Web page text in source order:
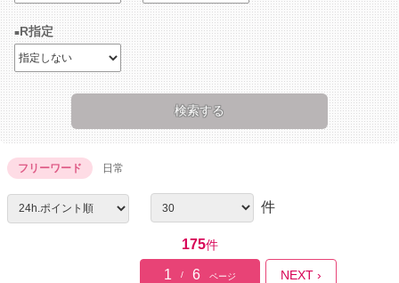
R指定
フリーワード 日常
件
175件
1 / 6 ページ NEXT ›